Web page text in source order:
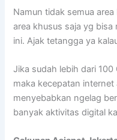
Namun tidak semua
area khusus saja yg
ini. Ajak tetangga ya
Jika sudah lebih dari 100
maka kecepatan
menyebabkan ngelag
banyak aktivitas digital